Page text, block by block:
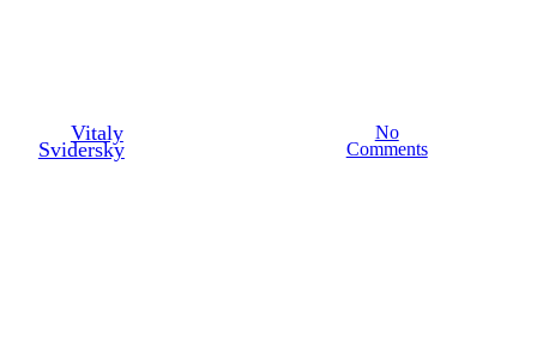
Vitaly
Svidersky
No
Comments